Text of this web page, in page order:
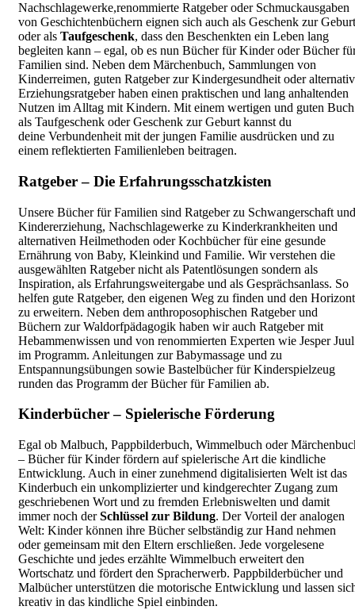
Nachschlagewerke,renommierte Ratgeber oder Schmuckausgaben
von Geschichtenbüchern eignen sich auch als Geschenk zur Geburt
oder als Taufgeschenk, dass den Beschenkten ein Leben lang
begleiten kann – egal, ob es nun Bücher für Kinder oder Bücher
Familien sind. Neben dem Märchenbuch, Sammlungen von
Kinderreimen, guten Ratgeber zur Kindergesundheit oder
Erziehungsratgeber haben einen praktischen und lang anhaltenden
Nutzen im Alltag mit Kindern. Mit einem wertigen und guten Buch
als Taufgeschenk oder Geschenk zur Geburt kannst du
deine Verbundenheit mit der jungen Familie ausdrücken und zu
einem reflektierten Familienleben beitragen.
Ratgeber – Die Erfahrungsschatzkisten
Unsere Bücher für Familien sind Ratgeber zu Schwangerschaft und
Kindererziehung, Nachschlagewerke zu Kinderkrankheiten und
alternativen Heilmethoden oder Kochbücher für eine gesunde
Ernährung von Baby, Kleinkind und Familie. Wir verstehen die
ausgewählten Ratgeber nicht als Patentlösungen sondern als
Inspiration, als Erfahrungsweitergabe und als Gesprächsanlass. So
helfen gute Ratgeber, den eigenen Weg zu finden und den Horizont
zu erweitern. Neben dem anthroposophischen Ratgeber und
Büchern zur Waldorfpädagogik haben wir auch Ratgeber mit
Hebammenwissen und von renommierten Experten wie Jesper Juul
im Programm. Anleitungen zur Babymassage und zu
Entspannungsübungen sowie Bastelbücher für Kinderspielzeug
runden das Programm der Bücher für Familien ab.
Kinderbücher – Spielerische Förderung
Egal ob Malbuch, Pappbilderbuch, Wimmelbuch oder
– Bücher für Kinder fördern auf spielerische Art die kindliche
Entwicklung. Auch in einer zunehmend digitalisierten Welt ist das
Kinderbuch ein unkomplizierter und kindgerechter Zugang zum
geschriebenen Wort und zu fremden Erlebniswelten und damit
immer noch derSchlüssel zur Bildung. Der Vorteil der analogen
Welt: Kinder können ihre Bücher selbständig zur Hand nehmen
oder gemeinsam mit den Eltern erschließen. Jede vorgelesene
Geschichte und jedes erzählte Wimmelbuch erweitert den
Wortschatz und fördert den Spracherwerb. Pappbilderbücher und
Malbücher unterstützen die motorische Entwicklung und lassen
kreativ in das kindliche Spiel einbinden.